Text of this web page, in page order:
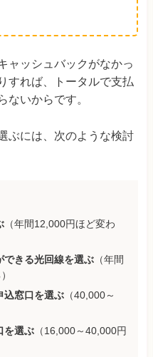
ャッシュバックがなかっ
すれば、トータルで支払
ないからです。
ぶには、次のような検討
（年間12,000円ほど変わ
できる光回線を選ぶ （年間
込窓口を選ぶ （40,000～
を選ぶ （16,000～40,000円